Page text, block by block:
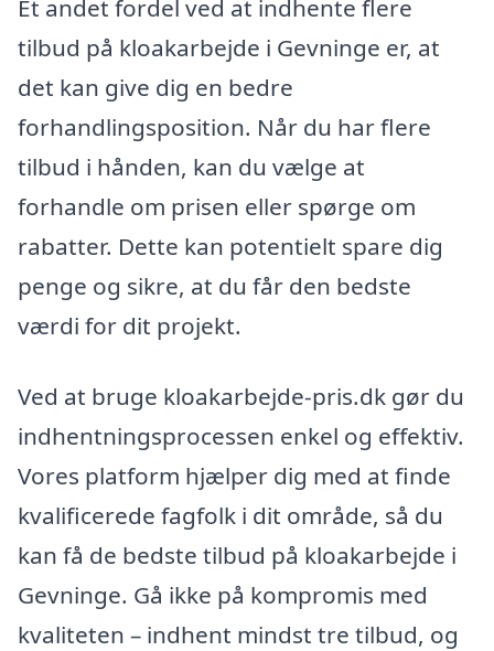
Et andet fordel ved at indhente flere
tilbud på kloakarbejde i Gevninge er, at
det kan give dig en bedre
forhandlingsposition. Når du har flere
tilbud i hånden, kan du vælge at
forhandle om prisen eller spørge om
rabatter. Dette kan potentielt spare dig
penge og sikre, at du får den bedste
værdi for dit projekt.
Ved at bruge kloakarbejde-pris.dk gør du
indhentningsprocessen enkel og effektiv.
Vores platform hjælper dig med at finde
kvalificerede fagfolk i dit område, så du
kan få de bedste tilbud på kloakarbejde i
Gevninge. Gå ikke på kompromis med
kvaliteten – indhent mindst tre tilbud, og